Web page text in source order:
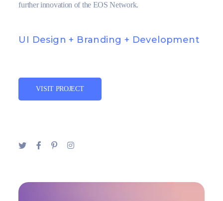
further innovation of the EOS Network.
UI Design + Branding + Development
VISIT PROJECT